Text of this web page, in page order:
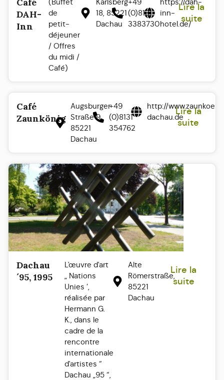
DAH-
Inn
de
petit-
déjeuner
/ Offres
du midi /
Café)
18, 85221
Dachau
(0)8131
3383730
inn-
hotel.de/
Lire la
suite
Café
Zaunkönig
Augsburger
Straße 9.
85221
Dachau
+49
(0)8131
354762
http://
dachau.de
Lire la
suite
Dachau
´95, 1995
L'œuvre d'art
„ Nations
Unies ’,
réalisée par
Hermann G.
K., dans le
cadre de la
rencontre
internationale
d'artistes “
Dachau „95 “,
Alte
Römerstraße,
85221
Dachau
Lire la
suite